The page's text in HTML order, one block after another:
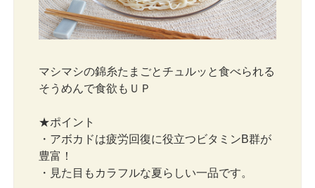
マシマシの錦糸たまごとチュルッと食べられる
そうめんで食欲もＵＰ
★ポイント
・アボカドは疲労回復に役立つビタミンB群が
豊富！
・見た目もカラフルな夏らしい一品です。